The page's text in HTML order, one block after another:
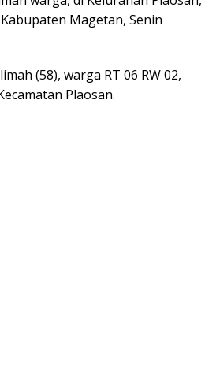
Magetan, Senin
(58), warga RT 06 RW 02,
Plaosan.